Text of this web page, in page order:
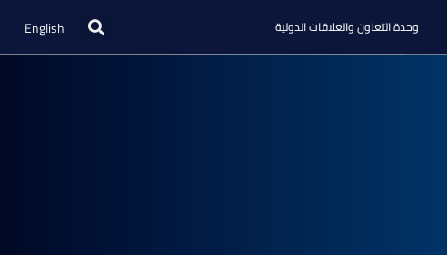
وحدة التعاون والعلاقات الدولية English